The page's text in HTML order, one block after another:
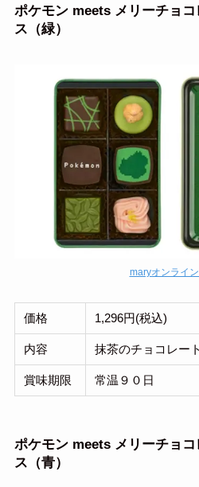
ポケモン meets メリーチョ
ス（緑）
maryオンライ
価格 1,296円(税込)
内容 抹茶のチョコレー
賞味期限 常温９０日
ポケモン meets メリーチョ
ス（青）